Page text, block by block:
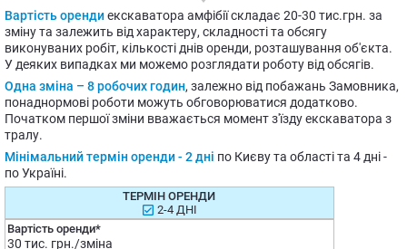
Вартість орендиекскаватора амфібії складає 20-30 тис.грн. за
зміну та залежить від характеру, складності та обсягу
виконуваних робіт, кількості днів оренди, розташування об'єкта.
У деяких випадках ми можемо розглядати роботу від обсягів.
Одна зміна – 8 робочих годин, залежно від побажань Замовника,
понаднормові роботи можуть обговорюватися додатково.
Початком першої зміни вважається момент з'їзду екскаватора з
тралу.
Мінімальний термін оренди - 2 дні по Києву та області та 4 дні -
по Україні.
2-4 ДНІ
30 тис. грн./зміна